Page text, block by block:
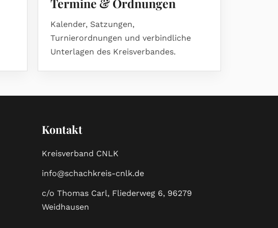
Termine & Ordnungen
Kalender, Satzungen,
Turnierordnungen und verbindliche
Unterlagen des Kreisverbandes.
Kontakt
Kreisverband CNLK
info@schachkreis-cnlk.de
c/o Thomas Carl, Fliederweg 6, 96279
Weidhausen